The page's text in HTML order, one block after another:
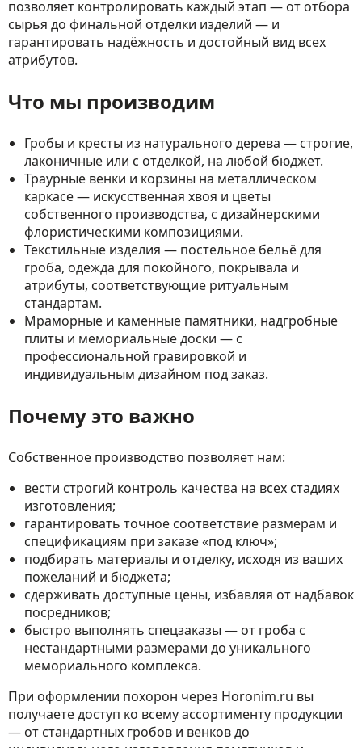
позволяет контролировать каждый этап — от отбора
сырья до финальной отделки изделий — и
гарантировать надёжность и достойный вид всех
атрибутов.
Что мы производим
Гробы и кресты из натурального дерева — строгие,
лаконичные или с отделкой, на любой бюджет.
Траурные венки и корзины на металлическом
каркасе — искусственная хвоя и цветы
собственного производства, с дизайнерскими
флористическими композициями.
Текстильные изделия — постельное бельё для
гроба, одежда для покойного, покрывала и
атрибуты, соответствующие ритуальным
стандартам.
Мраморные и каменные памятники, надгробные
плиты и мемориальные доски — с
профессиональной гравировкой и
индивидуальным дизайном под заказ.
Почему это важно
Собственное производство позволяет нам:
вести строгий контроль качества на всех стадиях
изготовления;
гарантировать точное соответствие размерам и
спецификациям при заказе «под ключ»;
подбирать материалы и отделку, исходя из ваших
пожеланий и бюджета;
сдерживать доступные цены, избавляя от надбавок
посредников;
быстро выполнять спецзаказы — от гроба с
нестандартными размерами до уникального
мемориального комплекса.
При оформлении похорон через Horonim.ru вы
получаете доступ ко всему ассортименту продукции
— от стандартных гробов и венков до